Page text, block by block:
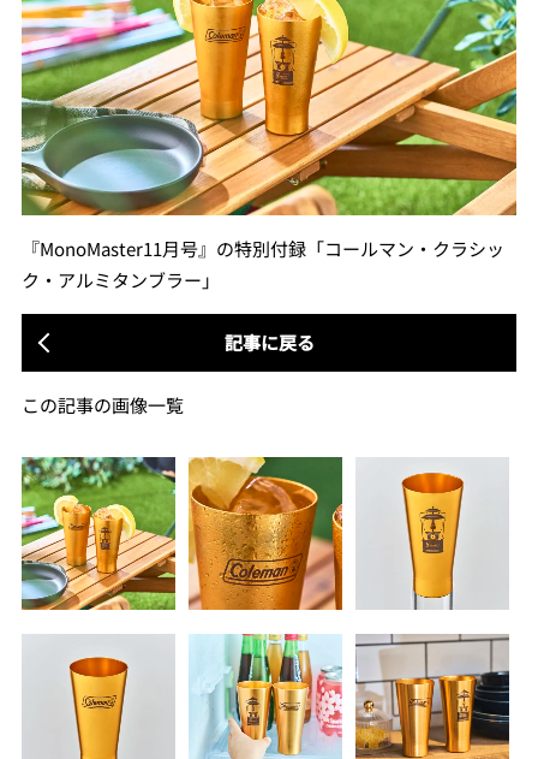
『MonoMaster11月号』の特別付録「コールマン・クラシッ
ク・アルミタンブラー」
記事に戻る
この記事の画像一覧